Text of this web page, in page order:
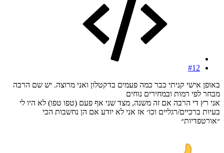
#12
באופן אישי קניתי כבר כמה פעמים בדקטלון ואני מרוצה. יש שם הרבה
מבחר לפי רמות ובמחירים נוחים
אני רץ די הרבה אם זה משנה, מצד שני אף פעם (טפו טפו) לא היו לי
בעיות ברכיים/רגליים וכו׳ אז אני לא יודע אם הן נחשבות הכי
״אורטפדיות״